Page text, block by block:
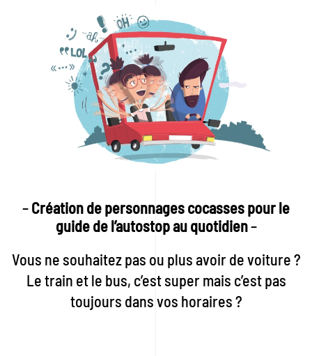
–Création de personnages cocasses pour le
guide de l’autostop au quotidien–
Vous ne souhaitez pas ou plus avoir de voiture ?
Le train et le bus, c’est super mais c’est pas
toujours dans vos horaires ?